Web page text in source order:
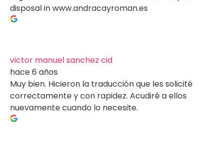
disposal in www.andracayroman.es
victor manuel sanchez cid
hace 6 años
Muy bien. Hicieron la traducción que les solicité
correctamente y con rapidez. Acudiré a ellos
nuevamente cuando lo necesite.